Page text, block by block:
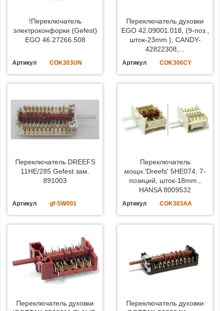
!Переключатель
электроконфорки (Gefest)
EGO 46.27266.508
Артикул COK303UN
Переключатель духовки
EGO 42.09001.018, (9-поз.,
шток-23mm.), CANDY-
42822308,...
Артикул COK306CY
Переключатель DREEFS
11НЕ/285 Gefest зам.
891003
Артикул gf-SW001
Переключатель
мощн.'Dreefs' 5HE074, 7-
позиций, шток-18mm.,
HANSA 8009532
Артикул COK303AA
Переключатель духовки
Переключатель духовки